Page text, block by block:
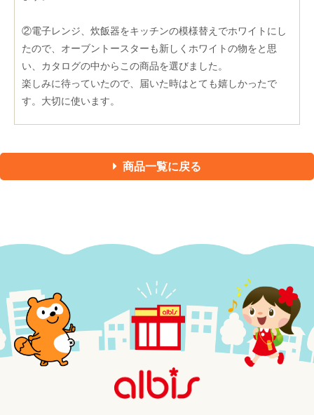
②電子レンジ、炊飯器をキッチンの模様替えでホワイトにし
たので、オーブントースターも新しくホワイトの物をと思
い、カタログの中からこの商品を選びました。
楽しみに待っていたので、届いた時はとても嬉しかったで
す。大切に使います。
商品一覧に戻る